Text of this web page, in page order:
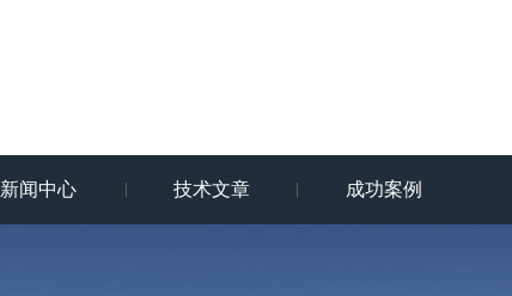
新闻中心 技术文章 成功案例